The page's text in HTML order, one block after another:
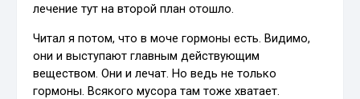
лечение тут на второй план отошло.
Читал я потом, что в моче гормоны есть. Видимо,
они и выступают главным действующим
веществом. Они и лечат. Но ведь не только
гормоны. Всякого мусора там тоже хватает.